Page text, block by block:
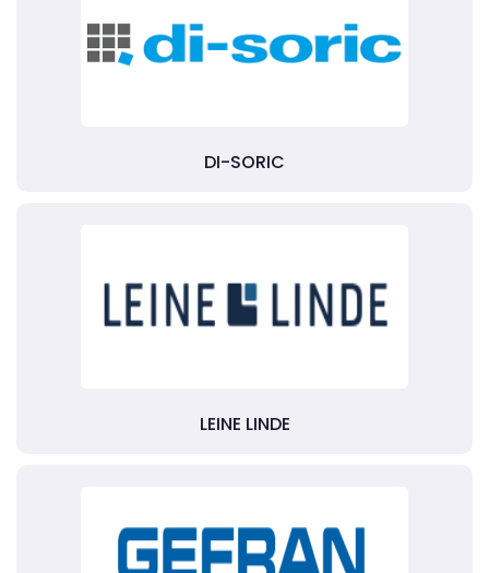
DI-SORIC
LEINE LINDE